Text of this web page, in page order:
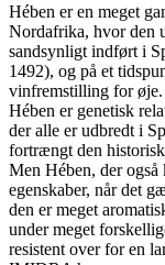
Hében er en meget
Nordafrika, hvor den
sandsynligt indført i
1492), og på et
vinfremstilling for øje.
Hében er genetisk
der alle er udbredt i
fortrængt den
Men Hében, der
egenskaber, når det
den er meget
under meget
resistent over for en